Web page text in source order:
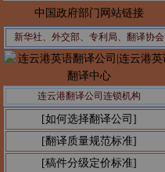
中国政府部门网站链接
新华社、外交部、专利局、翻译协会
连云港翻译公司连锁机构
[如何选择翻译公司]
[翻译质量规范标准]
[稿件分级定价标准]